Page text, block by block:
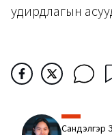
удирдлагын
Сандэлгэр